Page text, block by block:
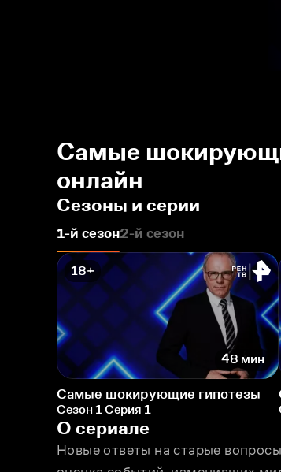
Самые
онлайн
Сезоны и серии
1-й сезон2-й сезон
18+
48 мин
Самые шокирующие гипотезы
Сезон 1 Серия 1
О сериале
Новые ответы на старые